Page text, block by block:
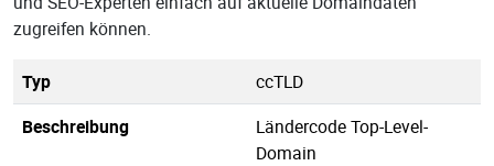
zugreifen können.
Typ
ccTLD
Beschreibung
Ländercode Top-Level-
Domain